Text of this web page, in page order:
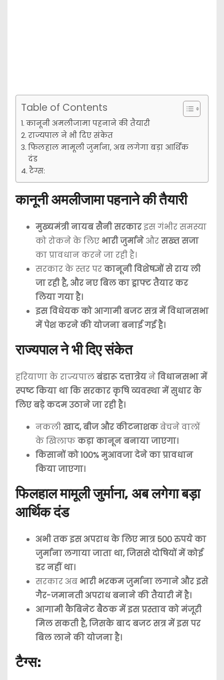
Table of Contents
कानूनी अमलीजामा पहनाने की तैयारी
राज्यपाल ने भी दिए संकेत
फिलहाल मामूली जुर्माना, अब लगेगा बड़ा आर्थिक
दंड
टैग्स:
कानूनी अमलीजामा पहनाने की तैयारी
मुख्यमंत्री नायब सैनी सरकारइस गंभीर समस्या
को रोकने के लिए भारी जुर्मानेऔरसख्त सजा
का प्रावधान करने जा रही है।
सरकार के स्तर परकानूनी विशेषज्ञों से राय ली
जा रही है, और नए बिल का ड्राफ्ट तैयार कर
लिया गया है।
इस विधेयक को आगामी बजट सत्र में विधानसभा
में पेश करने की योजना बनाई गई है।
राज्यपाल ने भी दिए संकेत
हरियाणा के राज्यपालबंडारू दत्तात्रेयनेविधानसभा में
स्पष्ट किया था कि सरकार कृषि व्यवस्था में सुधार के
लिए बड़े कदम उठाने जा रही है।
नकलीखाद, बीज और कीटनाशकबेचने वालों
के खिलाफकड़ा कानून बनाया जाएगा।
किसानों को 100% मुआवजा देने का प्रावधान
किया जाएगा।
फिलहाल मामूली जुर्माना, अब लगेगा बड़ा
आर्थिक दंड
अभी तक इस अपराध के लिए मात्र 500 रुपये का
जुर्माना लगाया जाता था, जिससे दोषियों में कोई
डर नहीं था।
सरकार अब भारी भरकम जुर्माना लगाने और इसे
गैर-जमानती अपराध बनाने की तैयारी में है।
आगामी कैबिनेट बैठक में इस प्रस्ताव को मंजूरी
मिल सकती है, जिसके बाद बजट सत्र में इस पर
बिल लाने की योजना है।
टैग्स: